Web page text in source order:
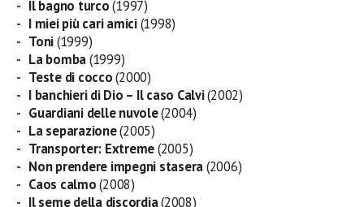
Il bagno turco(1997)
I miei più cari amici(1998)
Toni(1999)
La bomba(1999)
Teste di cocco(2000)
I banchieri di Dio – Il caso Calvi(2002)
Guardiani delle nuvole(2004)
La separazione(2005)
Transporter: Extreme(2005)
Non prendere impegni stasera(2006)
Caos calmo(2008)
Il seme della discordia(2008)